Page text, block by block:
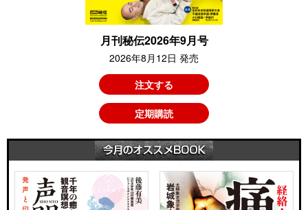
月刊秘伝2026年9月号
2026年8月12日 発売
注文する
定期購読